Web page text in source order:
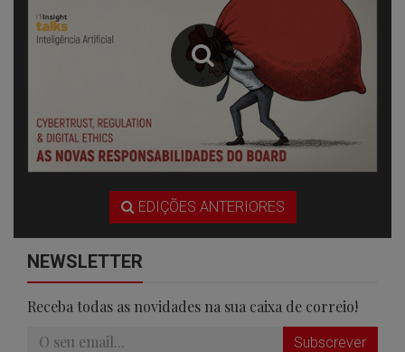
EDIÇÕES ANTERIORES
NEWSLETTER
Receba todas as novidades na sua caixa de correio!
Subscrever